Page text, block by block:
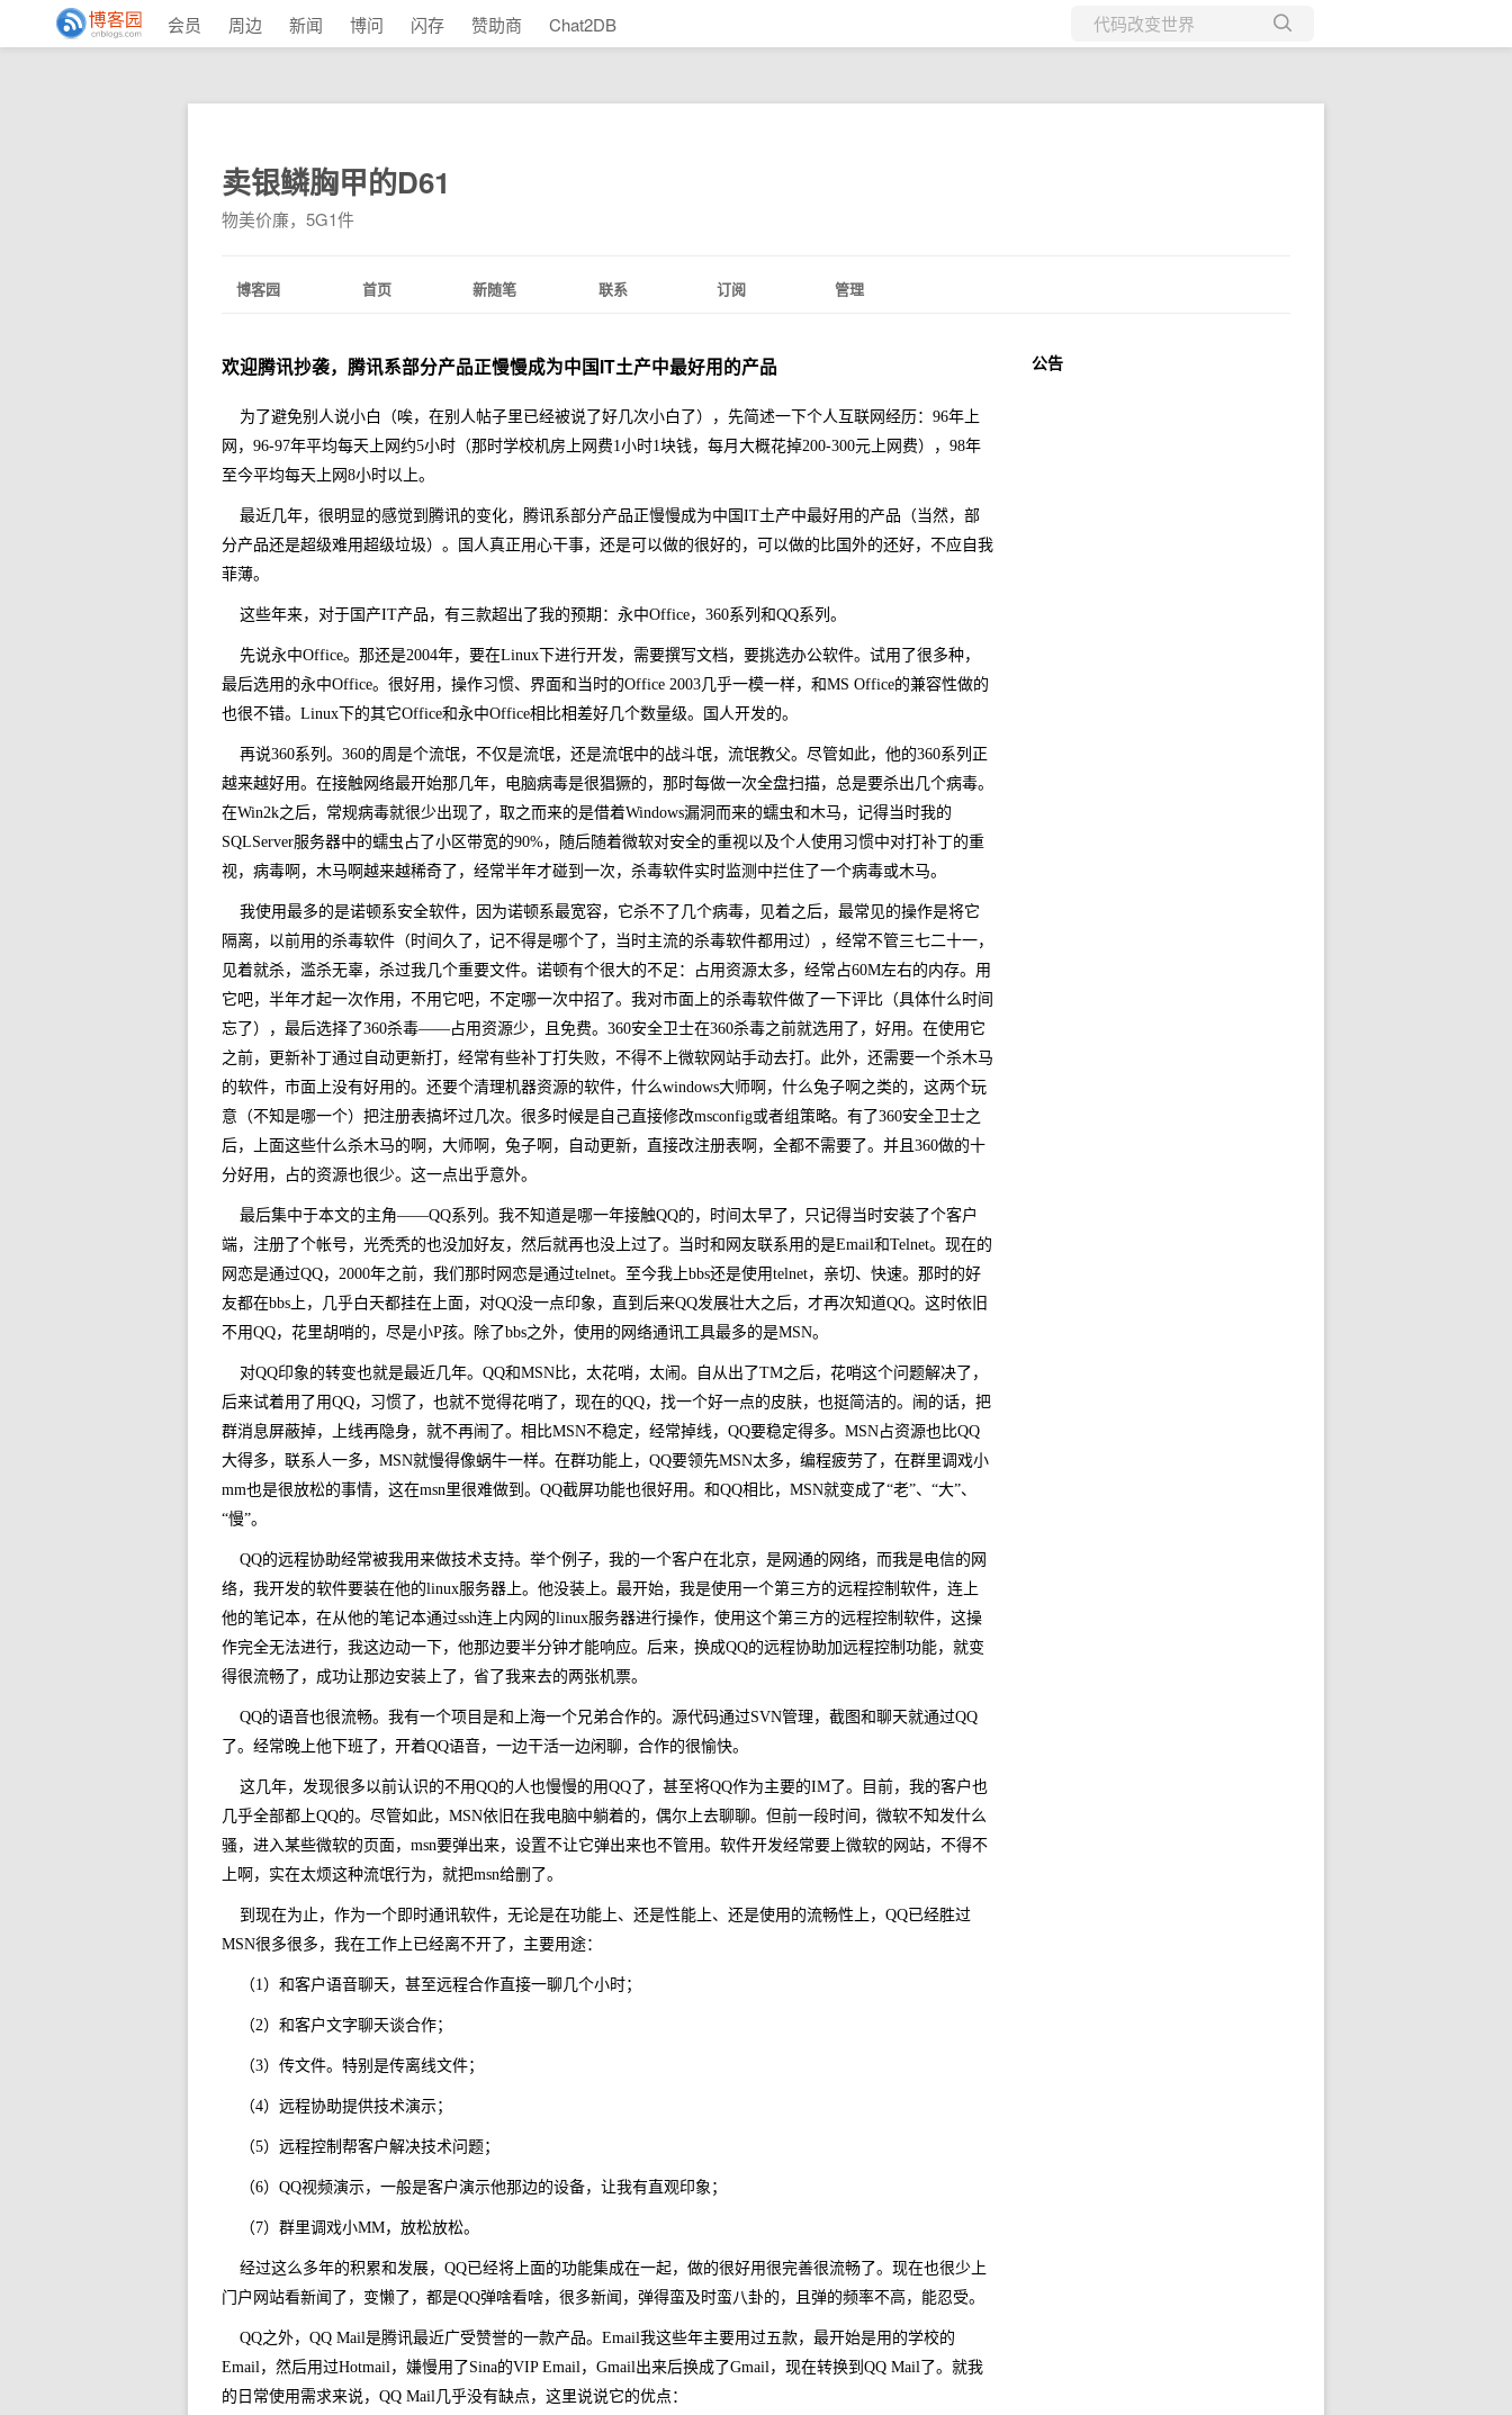
会员 周边 新闻 博问 闪存 赞助商 Chat2DB
当前博客
卖银鳞胸甲的D61
物美价廉，5G1件
博客园 首页 新随笔 联系 订阅 管理
欢迎腾讯抄袭，腾讯系部分产品正慢慢成为中国IT土产中最好用的产品
为了避免别人说小白（唉，在别人帖子里已经被说了好几次小白了），先简述一下个人互联网经历：96年上
网，96-97年平均每天上网约5小时（那时学校机房上网费1小时1块钱，每月大概花掉200-300元上网费），98年
至今平均每天上网8小时以上。
最近几年，很明显的感觉到腾讯的变化，腾讯系部分产品正慢慢成为中国IT土产中最好用的产品（当然，部
分产品还是超级难用超级垃圾）。国人真正用心干事，还是可以做的很好的，可以做的比国外的还好，不应自我
菲薄。
这些年来，对于国产IT产品，有三款超出了我的预期：永中Office，360系列和QQ系列。
先说永中Office。那还是2004年，要在Linux下进行开发，需要撰写文档，要挑选办公软件。试用了很多种，
最后选用的永中Office。很好用，操作习惯、界面和当时的Office 2003几乎一模一样，和MS Office的兼容性做的
也很不错。Linux下的其它Office和永中Office相比相差好几个数量级。国人开发的。
再说360系列。360的周是个流氓，不仅是流氓，还是流氓中的战斗氓，流氓教父。尽管如此，他的360系列正
越来越好用。在接触网络最开始那几年，电脑病毒是很猖獗的，那时每做一次全盘扫描，总是要杀出几个病毒。
在Win2k之后，常规病毒就很少出现了，取之而来的是借着Windows漏洞而来的蠕虫和木马，记得当时我的
SQLServer服务器中的蠕虫占了小区带宽的90%，随后随着微软对安全的重视以及个人使用习惯中对打补丁的重
视，病毒啊，木马啊越来越稀奇了，经常半年才碰到一次，杀毒软件实时监测中拦住了一个病毒或木马。
我使用最多的是诺顿系安全软件，因为诺顿系最宽容，它杀不了几个病毒，见着之后，最常见的操作是将它
隔离，以前用的杀毒软件（时间久了，记不得是哪个了，当时主流的杀毒软件都用过），经常不管三七二十一，
见着就杀，滥杀无辜，杀过我几个重要文件。诺顿有个很大的不足：占用资源太多，经常占60M左右的内存。用
它吧，半年才起一次作用，不用它吧，不定哪一次中招了。我对市面上的杀毒软件做了一下评比（具体什么时间
忘了），最后选择了360杀毒——占用资源少，且免费。360安全卫士在360杀毒之前就选用了，好用。在使用它
之前，更新补丁通过自动更新打，经常有些补丁打失败，不得不上微软网站手动去打。此外，还需要一个杀木马
的软件，市面上没有好用的。还要个清理机器资源的软件，什么windows大师啊，什么兔子啊之类的，这两个玩
意（不知是哪一个）把注册表搞坏过几次。很多时候是自己直接修改msconfig或者组策略。有了360安全卫士之
后，上面这些什么杀木马的啊，大师啊，兔子啊，自动更新，直接改注册表啊，全都不需要了。并且360做的十
分好用，占的资源也很少。这一点出乎意外。
最后集中于本文的主角——QQ系列。我不知道是哪一年接触QQ的，时间太早了，只记得当时安装了个客户
端，注册了个帐号，光秃秃的也没加好友，然后就再也没上过了。当时和网友联系用的是Email和Telnet。现在的
网恋是通过QQ，2000年之前，我们那时网恋是通过telnet。至今我上bbs还是使用telnet，亲切、快速。那时的好
友都在bbs上，几乎白天都挂在上面，对QQ没一点印象，直到后来QQ发展壮大之后，才再次知道QQ。这时依旧
不用QQ，花里胡哨的，尽是小P孩。除了bbs之外，使用的网络通讯工具最多的是MSN。
对QQ印象的转变也就是最近几年。QQ和MSN比，太花哨，太闹。自从出了TM之后，花哨这个问题解决了，
后来试着用了用QQ，习惯了，也就不觉得花哨了，现在的QQ，找一个好一点的皮肤，也挺简洁的。闹的话，把
群消息屏蔽掉，上线再隐身，就不再闹了。相比MSN不稳定，经常掉线，QQ要稳定得多。MSN占资源也比QQ
大得多，联系人一多，MSN就慢得像蜗牛一样。在群功能上，QQ要领先MSN太多，编程疲劳了，在群里调戏小
mm也是很放松的事情，这在msn里很难做到。QQ截屏功能也很好用。和QQ相比，MSN就变成了“老”、“大”、
“慢”。
QQ的远程协助经常被我用来做技术支持。举个例子，我的一个客户在北京，是网通的网络，而我是电信的网
络，我开发的软件要装在他的linux服务器上。他没装上。最开始，我是使用一个第三方的远程控制软件，连上
他的笔记本，在从他的笔记本通过ssh连上内网的linux服务器进行操作，使用这个第三方的远程控制软件，这操
作完全无法进行，我这边动一下，他那边要半分钟才能响应。后来，换成QQ的远程协助加远程控制功能，就变
得很流畅了，成功让那边安装上了，省了我来去的两张机票。
QQ的语音也很流畅。我有一个项目是和上海一个兄弟合作的。源代码通过SVN管理，截图和聊天就通过QQ
了。经常晚上他下班了，开着QQ语音，一边干活一边闲聊，合作的很愉快。
这几年，发现很多以前认识的不用QQ的人也慢慢的用QQ了，甚至将QQ作为主要的IM了。目前，我的客户也
几乎全部都上QQ的。尽管如此，MSN依旧在我电脑中躺着的，偶尔上去聊聊。但前一段时间，微软不知发什么
骚，进入某些微软的页面，msn要弹出来，设置不让它弹出来也不管用。软件开发经常要上微软的网站，不得不
上啊，实在太烦这种流氓行为，就把msn给删了。
到现在为止，作为一个即时通讯软件，无论是在功能上、还是性能上、还是使用的流畅性上，QQ已经胜过
MSN很多很多，我在工作上已经离不开了，主要用途：
（1）和客户语音聊天，甚至远程合作直接一聊几个小时；
（2）和客户文字聊天谈合作；
（3）传文件。特别是传离线文件；
（4）远程协助提供技术演示；
（5）远程控制帮客户解决技术问题；
（6）QQ视频演示，一般是客户演示他那边的设备，让我有直观印象；
（7）群里调戏小MM，放松放松。
经过这么多年的积累和发展，QQ已经将上面的功能集成在一起，做的很好用很完善很流畅了。现在也很少上
门户网站看新闻了，变懒了，都是QQ弹啥看啥，很多新闻，弹得蛮及时蛮八卦的，且弹的频率不高，能忍受。
QQ之外，QQ Mail是腾讯最近广受赞誉的一款产品。Email我这些年主要用过五款，最开始是用的学校的
Email，然后用过Hotmail，嫌慢用了Sina的VIP Email，Gmail出来后换成了Gmail，现在转换到QQ Mail了。就我
的日常使用需求来说，QQ Mail几乎没有缺点，这里说说它的优点：
公告